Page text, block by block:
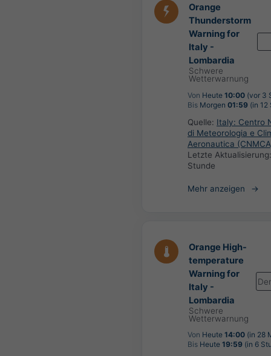
Orange
Thunderstorm
Warning for
Italy -
Lombardia
Schwere
Wetterwarnung
Von Heute 10:00 (vor 3
Bis Morgen 01:59 (in 12
Quelle: Italy: Centro
di Meteorologia e
Aeronautica
Letzte
Stunde
Mehr anzeigen
Orange High-
temperature
Warning for
Italy -
Lombardia
Schwere
Wetterwarnung
Von Heute 14:00 (in 28
Bis Heute 19:59 (in 6